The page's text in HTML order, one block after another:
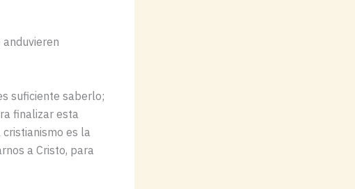
suficiente saberlo;
finalizar esta
es la
a Cristo, para